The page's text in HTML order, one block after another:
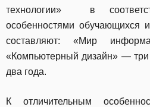
технологии» в
особенностями обучающихся
составляют: «Мир
«Компьютерный дизайн» —
два года.
К отличительным